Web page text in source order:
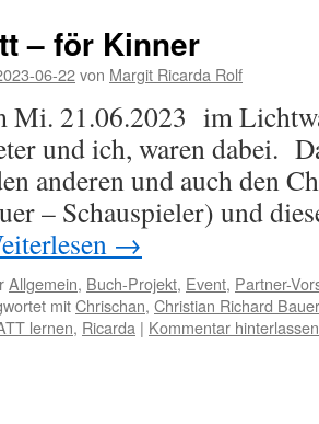
– för Kinner
06-22von Margit Ricarda Rolf
Mi. 21.06.2023 im
und ich, waren dabei.
anderen und auch den
– Schauspieler) und
→
Allgemein, Buch-Projekt, Event, Partner-
mitChrischan, Christian Richard Bauer
lernen, Ricarda | Kommentar hinterlassen